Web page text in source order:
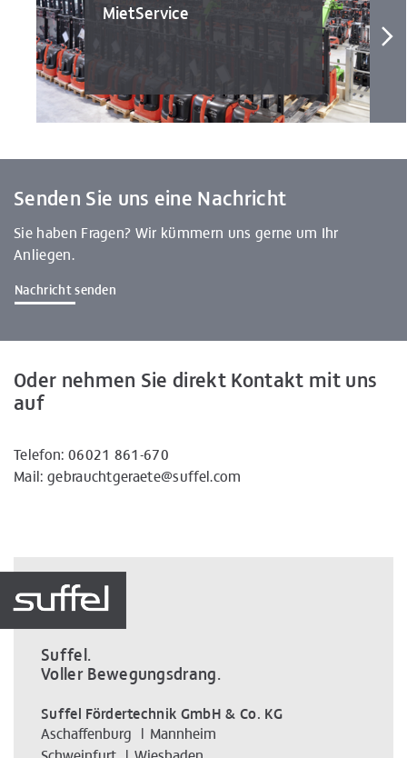
MietService
Senden Sie uns eine Nachricht
Sie haben Fragen? Wir kümmern uns gerne um Ihr
Anliegen.
Nachricht senden
Oder nehmen Sie direkt Kontakt mit uns
auf
Telefon: 06021 861-670
Mail: gebrauchtgeraete@suffel.com
Suffel.
Voller Bewegungsdrang.
Suffel Fördertechnik GmbH & Co. KG
Aschaffenburg
Mannheim